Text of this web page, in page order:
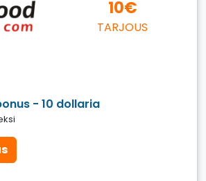
10€
TARJOUS
- 10 dollaria